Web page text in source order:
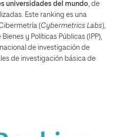
universidades del mundo, de
Este ranking es una
(Cybermetrics Labs),
y Políticas Públicas (IPP),
de investigación de
de investigación básica de